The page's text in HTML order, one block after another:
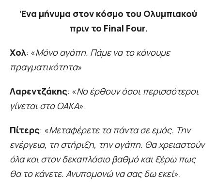
Ένα μήνυμα στον κόσμο του Ολυμπιακού
πριν το Final Four.
Χολ: «Μόνο αγάπη. Πάμε να το κάνουμε
πραγματικότητα»
Λαρεντζάκης: «Να έρθουν όσοι περισσότεροι
γίνεται στο ΟΑΚΑ».
Πίτερς: «Μεταφέρετε τα πάντα σε εμάς. Την
ενέργεια, τη στήριξη, την αγάπη. Θα χρειαστούν
όλα και στον δεκαπλάσιο βαθμό και ξέρω πως
θα το κάνετε. Ανυπομονώ να σας δω εκεί».